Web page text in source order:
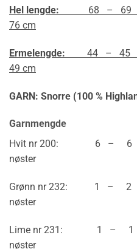
Hel lengde: 68 – 69
76 cm
Ermelengde: 44 – 45
49 cm
GARN: Snorre (100 %
Garnmengde
Hvit nr 200: 6 –
nøster
Grønn nr 232: 1
nøster
Lime nr 231: 1
nøster